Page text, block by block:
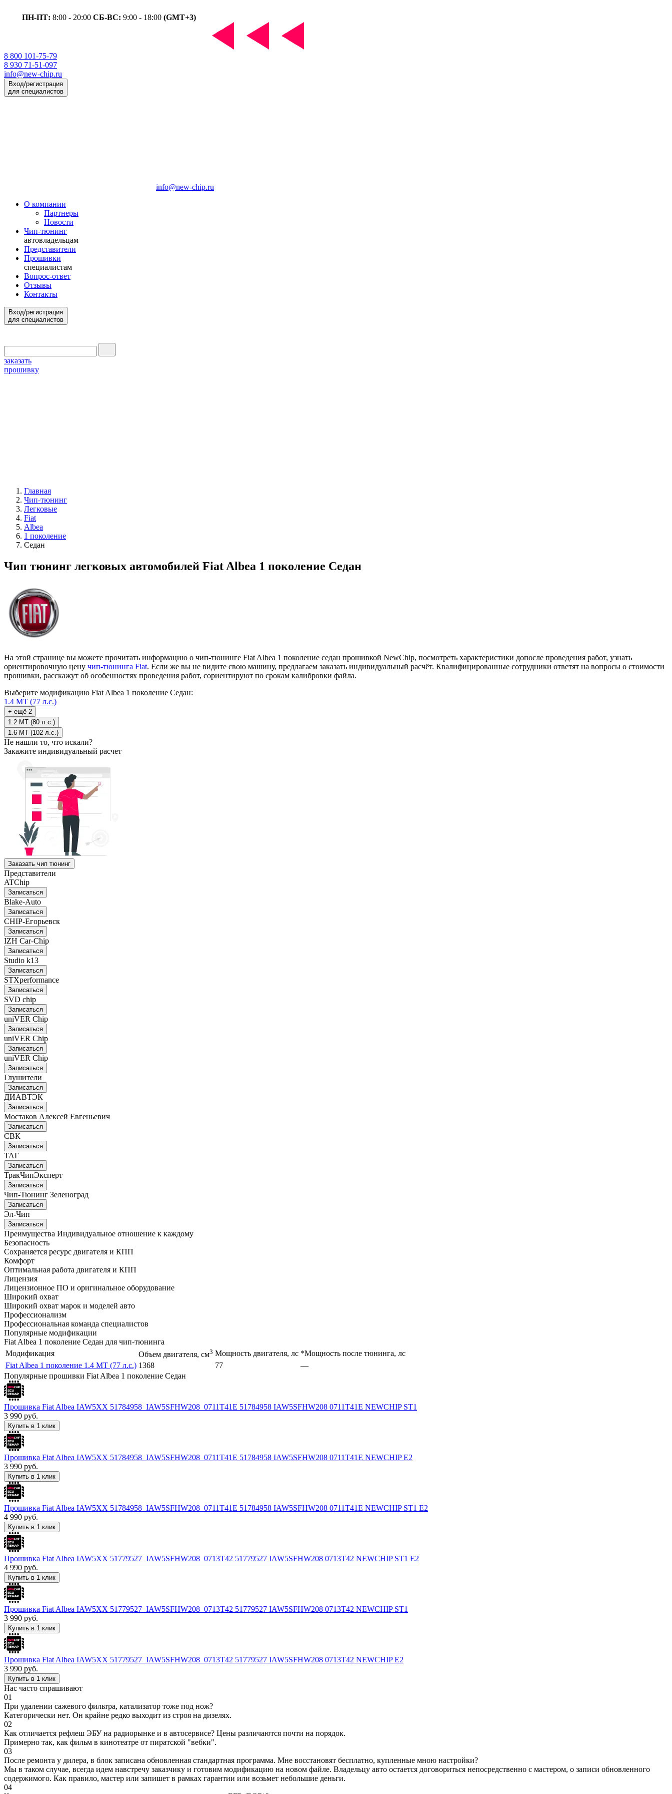
ПН-ПТ: 8:00 - 20:00 СБ-ВС: 9:00 - 18:00 (GMT+3)
8 800 101-75-79
8 930 71-51-097
info@new-chip.ru
Вход/регистрация
для специалистов
info@new-chip.ru
О компании
Партнеры
Новости
Чип-тюнинг
автовладельцам
Представители
Прошивки
специалистам
Вопрос-ответ
Отзывы
Контакты
Вход/регистрация
для специалистов
заказать
прошивку
Главная
Чип-тюнинг
Легковые
Fiat
Albea
1 поколение
Седан
Чип тюнинг легковых автомобилей Fiat Albea 1 поколение Седан
На этой странице вы можете прочитать информацию о чип-тюнинге Fiat Albea 1 поколение седан прошивкой NewChip, посмотреть характеристики допосле проведения работ, узнать
ориентировочную цену чип-тюнинга Fiat. Если же вы не видите свою машину, предлагаем заказать индивидуальный расчёт. Квалифицированные сотрудники ответят на вопросы о стоимости
прошивки, расскажут об особенностях проведения работ, сориентируют по срокам калибровки файла.
Выберите модификацию Fiat Albea 1 поколение Седан:
1.4 MT (77 л.с.)
+ ещё 2
1.2 MT (80 л.с.)
1.6 MT (102 л.с.)
Не нашли то, что искали?
Закажите индивидуальный расчет
Заказать чип тюнинг
Представители
ATChip
Записаться
Blake-Auto
Записаться
CHIP-Егорьевск
Записаться
IZH Car-Chip
Записаться
Studio k13
Записаться
STXperformance
Записаться
SVD chip
Записаться
uniVER Chip
Записаться
uniVER Chip
Записаться
uniVER Chip
Записаться
Глушители
Записаться
ДИАВТЭК
Записаться
Мостаков Алексей Евгеньевич
Записаться
СВК
Записаться
ТАГ
Записаться
ТракЧипЭксперт
Записаться
Чип-Тюнинг Зеленоград
Записаться
Эл-Чип
Записаться
Преимущества Индивидуальное отношение к каждому
Безопасность
Сохраняется ресурс двигателя и КПП
Комфорт
Оптимальная работа двигателя и КПП
Лицензия
Лицензионное ПО и оригинальное оборудование
Широкий охват
Широкий охват марок и моделей авто
Профессионализм
Профессиональная команда специалистов
Популярные модификации
Fiat Albea 1 поколение Седан для чип-тюнинга
Модификация
Объем двигателя, см3 Мощность двигателя, лс *Мощность после тюнинга, лс
Fiat Albea 1 поколение 1.4 MT (77 л.с.) 1368 77
—
Популярные прошивки Fiat Albea 1 поколение Седан
Прошивка Fiat Albea IAW5XX 51784958_IAW5SFHW208_0711T41E 51784958 IAW5SFHW208 0711T41E NEWCHIP ST1
3 990 руб.
Купить в 1 клик
Прошивка Fiat Albea IAW5XX 51784958_IAW5SFHW208_0711T41E 51784958 IAW5SFHW208 0711T41E NEWCHIP E2
3 990 руб.
Купить в 1 клик
Прошивка Fiat Albea IAW5XX 51784958_IAW5SFHW208_0711T41E 51784958 IAW5SFHW208 0711T41E NEWCHIP ST1 E2
4 990 руб.
Купить в 1 клик
Прошивка Fiat Albea IAW5XX 51779527_IAW5SFHW208_0713T42 51779527 IAW5SFHW208 0713T42 NEWCHIP ST1 E2
4 990 руб.
Купить в 1 клик
Прошивка Fiat Albea IAW5XX 51779527_IAW5SFHW208_0713T42 51779527 IAW5SFHW208 0713T42 NEWCHIP ST1
3 990 руб.
Купить в 1 клик
Прошивка Fiat Albea IAW5XX 51779527_IAW5SFHW208_0713T42 51779527 IAW5SFHW208 0713T42 NEWCHIP E2
3 990 руб.
Купить в 1 клик
Нас часто спрашивают
01
При удалении сажевого фильтра, катализатор тоже под нож?
Категорически нет. Он крайне редко выходит из строя на дизелях.
02
Как отличается рефлеш ЭБУ на радиорынке и в автосервисе? Цены различаются почти на порядок.
Примерно так, как фильм в кинотеатре от пиратской "вебки".
03
После ремонта у дилера, в блок записана обновленная стандартная программа. Мне восстановят бесплатно, купленные мною настройки?
Мы в таком случае, всегда идем навстречу заказчику и готовим модификацию на новом файле. Владельцу авто остается договориться непосредственно с мастером, о записи обновленного
содержимого. Как правило, мастер или запишет в рамках гарантии или возьмет небольшие деньги.
04